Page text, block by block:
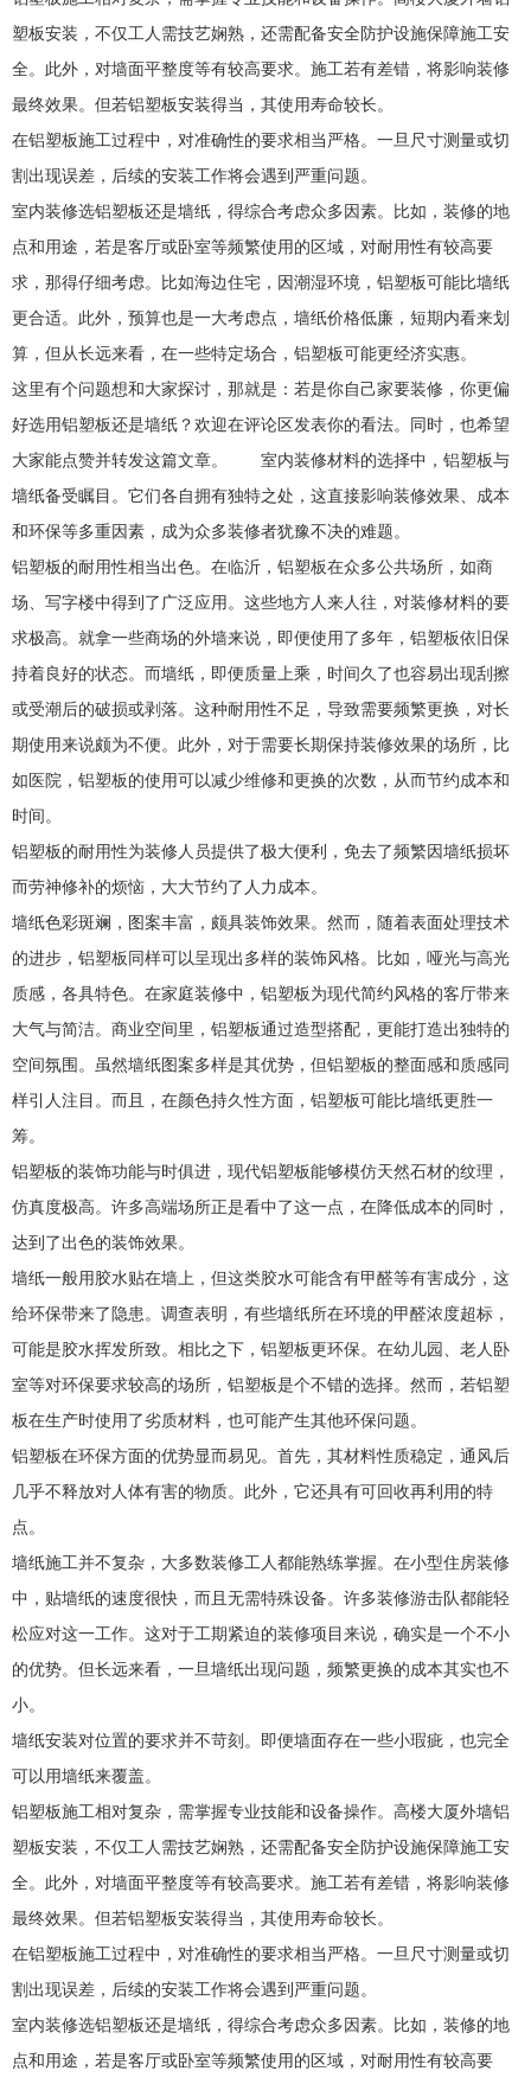
塑板安装，不仅工人需技艺娴熟，还需配备安全防护设施保障施工安
全。此外，对墙面平整度等有较高要求。施工若有差错，将影响装修
最终效果。但若铝塑板安装得当，其使用寿命较长。
在铝塑板施工过程中，对准确性的要求相当严格。一旦尺寸测量或切
割出现误差，后续的安装工作将会遇到严重问题。
室内装修选铝塑板还是墙纸，得综合考虑众多因素。比如，装修的地
点和用途，若是客厅或卧室等频繁使用的区域，对耐用性有较高要
求，那得仔细考虑。比如海边住宅，因潮湿环境，铝塑板可能比墙纸
更合适。此外，预算也是一大考虑点，墙纸价格低廉，短期内看来划
算，但从长远来看，在一些特定场合，铝塑板可能更经济实惠。
这里有个问题想和大家探讨，那就是：若是你自己家要装修，你更偏
好选用铝塑板还是墙纸？欢迎在评论区发表你的看法。同时，也希望
大家能点赞并转发这篇文章。 室内装修材料的选择中，铝塑板与
墙纸备受瞩目。它们各自拥有独特之处，这直接影响装修效果、成本
和环保等多重因素，成为众多装修者犹豫不决的难题。
铝塑板的耐用性相当出色。在临沂，铝塑板在众多公共场所，如商
场、写字楼中得到了广泛应用。这些地方人来人往，对装修材料的要
求极高。就拿一些商场的外墙来说，即便使用了多年，铝塑板依旧保
持着良好的状态。而墙纸，即便质量上乘，时间久了也容易出现刮擦
或受潮后的破损或剥落。这种耐用性不足，导致需要频繁更换，对长
期使用来说颇为不便。此外，对于需要长期保持装修效果的场所，比
如医院，铝塑板的使用可以减少维修和更换的次数，从而节约成本和
时间。
铝塑板的耐用性为装修人员提供了极大便利，免去了频繁因墙纸损坏
而劳神修补的烦恼，大大节约了人力成本。
墙纸色彩斑斓，图案丰富，颇具装饰效果。然而，随着表面处理技术
的进步，铝塑板同样可以呈现出多样的装饰风格。比如，哑光与高光
质感，各具特色。在家庭装修中，铝塑板为现代简约风格的客厅带来
大气与简洁。商业空间里，铝塑板通过造型搭配，更能打造出独特的
空间氛围。虽然墙纸图案多样是其优势，但铝塑板的整面感和质感同
样引人注目。而且，在颜色持久性方面，铝塑板可能比墙纸更胜一
筹。
铝塑板的装饰功能与时俱进，现代铝塑板能够模仿天然石材的纹理，
仿真度极高。许多高端场所正是看中了这一点，在降低成本的同时，
达到了出色的装饰效果。
墙纸一般用胶水贴在墙上，但这类胶水可能含有甲醛等有害成分，这
给环保带来了隐患。调查表明，有些墙纸所在环境的甲醛浓度超标，
可能是胶水挥发所致。相比之下，铝塑板更环保。在幼儿园、老人卧
室等对环保要求较高的场所，铝塑板是个不错的选择。然而，若铝塑
板在生产时使用了劣质材料，也可能产生其他环保问题。
铝塑板在环保方面的优势显而易见。首先，其材料性质稳定，通风后
几乎不释放对人体有害的物质。此外，它还具有可回收再利用的特
点。
墙纸施工并不复杂，大多数装修工人都能熟练掌握。在小型住房装修
中，贴墙纸的速度很快，而且无需特殊设备。许多装修游击队都能轻
松应对这一工作。这对于工期紧迫的装修项目来说，确实是一个不小
的优势。但长远来看，一旦墙纸出现问题，频繁更换的成本其实也不
小。
墙纸安装对位置的要求并不苛刻。即便墙面存在一些小瑕疵，也完全
可以用墙纸来覆盖。
铝塑板施工相对复杂，需掌握专业技能和设备操作。高楼大厦外墙铝
塑板安装，不仅工人需技艺娴熟，还需配备安全防护设施保障施工安
全。此外，对墙面平整度等有较高要求。施工若有差错，将影响装修
最终效果。但若铝塑板安装得当，其使用寿命较长。
在铝塑板施工过程中，对准确性的要求相当严格。一旦尺寸测量或切
割出现误差，后续的安装工作将会遇到严重问题。
室内装修选铝塑板还是墙纸，得综合考虑众多因素。比如，装修的地
点和用途，若是客厅或卧室等频繁使用的区域，对耐用性有较高要